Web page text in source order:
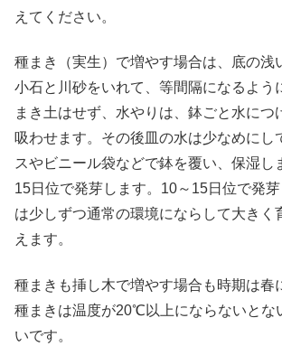
えてください。
種まき（実生）で増やす場合は、底の浅
小石と川砂をいれて、等間隔になるよう
まき土はせず、水やりは、鉢ごと水につ
吸わせます。その後皿の水は少なめにし
スやビニール袋などで鉢を覆い、保湿し
15日位で発芽します。10～15日位で発
は少しずつ通常の環境にならして大きく
えます。
種まきも挿し木で増やす場合も時期は春
種まきは温度が20℃以上にならないとな
いです。